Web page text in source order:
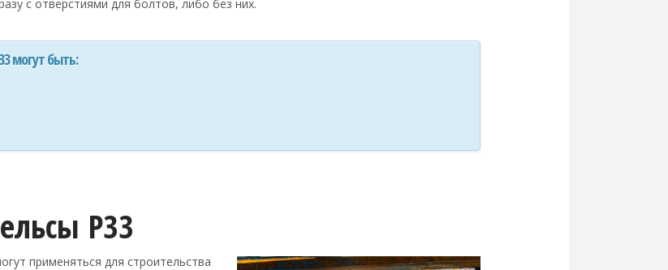
с отверстиями для болтов, либо без них.
могут быть:
Р33
применяться для строительства